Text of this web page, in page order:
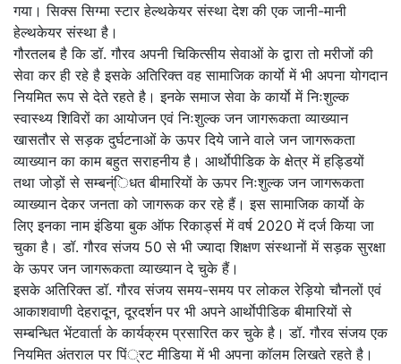
गया। सिक्स सिग्मा स्टार हेल्थकेयर संस्था देश की एक जानी-मानी
हेल्थकेयर संस्था है।
गौरतलब है कि डॉ. गौरव अपनी चिकित्सीय सेवाओं के द्वारा तो मरीजों की
सेवा कर ही रहे है इसके अतिरिक्त वह सामाजिक कार्याे में भी अपना योगदान
नियमित रूप से देते रहते है। इनके समाज सेवा के कार्याे में निःशुल्क
स्वास्थ्य शिविरों का आयोजन एवं निःशुल्क जन जागरूकता व्याख्यान
खासतौर से सड़क दुर्घटनाओं के ऊपर दिये जाने वाले जन जागरूकता
व्याख्यान का काम बहुत सराहनीय है। आर्थाेपीडिक के क्षेत्र में हड्डियों
तथा जोड़ों से सम्बन्ंिधत बीमारियों के ऊपर निःशुल्क जन जागरूकता
व्याख्यान देकर जनता को जागरूक कर रहे हैं। इस सामाजिक कार्याे के
लिए इनका नाम इंडिया बुक ऑफ रिकार्ड्स में वर्ष 2020 में दर्ज किया जा
चुका है। डॉ. गौरव संजय 50 से भी ज्यादा शिक्षण संस्थानों में सड़क सुरक्षा
के ऊपर जन जागरूकता व्याख्यान दे चुके हैं।
इसके अतिरिक्त डॉ. गौरव संजय समय-समय पर लोकल रेड़ियो चौनलों एवं
आकाशवाणी देहरादून, दूरदर्शन पर भी अपने आर्थाेपीडिक बीमारियों से
सम्बन्धित भेंटवार्ता के कार्यक्रम प्रसारित कर चुके है। डॉ. गौरव संजय एक
नियमित अंतराल पर पिं्रट मीडिया में भी अपना कॉलम लिखते रहते है।